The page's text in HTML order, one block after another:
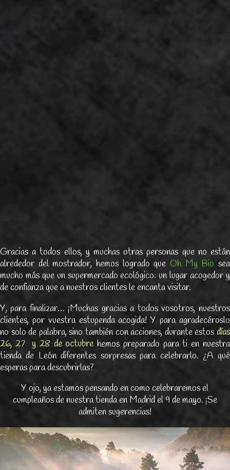
Gracias a todos ellos, y muchas otras personas que no están
alrededor del mostrador, hemos logrado que Oh My Bio sea
mucho más que un supermercado ecológico: un lugar acogedor y
de confianza que a nuestros clientes le encanta visitar.
Y, para finalizar… ¡Muchas gracias a todos vosotros, nuestros
clientes, por vuestra estupenda acogida! Y para agradecéroslo
no solo de palabra, sino también con acciones, durante estos días
26, 27 y 28 de octubrehemos preparado para ti en nuestra
tienda de León diferentes sorpresas para celebrarlo. ¿A qué
esperas para descubrirlas?
Y ojo, ya estamos pensando en como celebraremos el
cumpleaños de nuestra tienda en Madrid el 9 de mayo. ¡Se
admiten sugerencias!